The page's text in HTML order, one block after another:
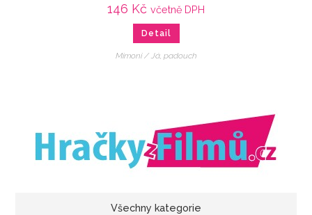
146 Kč včetně DPH
Detail
Mimoni / Já, padouch
Všechny kategorie